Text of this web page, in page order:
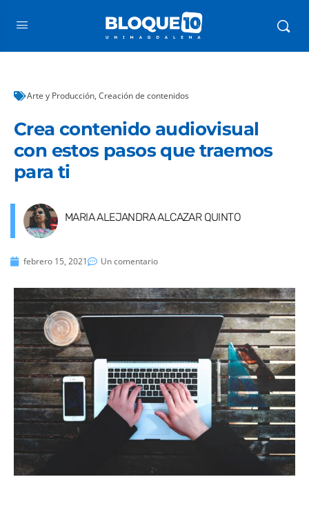
Arte y Producción, Creación de contenidos
Crea contenido audiovisual
con estos pasos que traemos
para ti
MARIA ALEJANDRA ALCAZAR QUINTO
febrero 15, 2021 Un comentario